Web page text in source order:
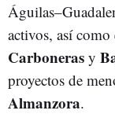
activos, así como
Carboneras y
proyectos de
Almanzora.